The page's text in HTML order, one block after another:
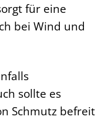
für eine
bei Wind und
sollte es
Schmutz befreit